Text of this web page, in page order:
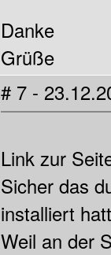
Danke
Grüße
# 7 -
Link zur
Sicher das
installiert
Weil an der